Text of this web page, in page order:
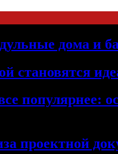
дома и
становятся
популярнее:
проектной